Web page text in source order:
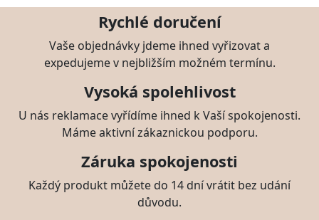
Rychlé doručení
Vaše objednávky jdeme ihned vyřizovat a
expedujeme v nejbližším možném termínu.
Vysoká spolehlivost
U nás reklamace vyřídíme ihned k Vaší spokojenosti.
Máme aktivní zákaznickou podporu.
Záruka spokojenosti
Každý produkt můžete do 14 dní vrátit bez udání
důvodu.